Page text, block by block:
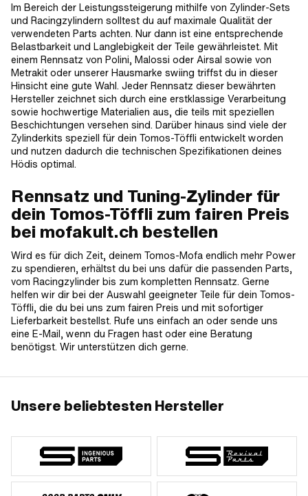
Im Bereich der Leistungssteigerung mithilfe von Zylinder-Sets
und Racingzylindern solltest du auf maximale Qualität der
verwendeten Parts achten. Nur dann ist eine entsprechende
Belastbarkeit und Langlebigkeit der Teile gewährleistet. Mit
einem Rennsatz von Polini, Malossi oder Airsal sowie von
Metrakit oder unserer Hausmarke swiing triffst du in dieser
Hinsicht eine gute Wahl. Jeder Rennsatz dieser bewährten
Hersteller zeichnet sich durch eine erstklassige Verarbeitung
sowie hochwertige Materialien aus, die teils mit speziellen
Beschichtungen versehen sind. Darüber hinaus sind viele der
Zylinderkits speziell für dein Tomos-Töffli entwickelt worden
und nutzen dadurch die technischen Spezifikationen deines
Hödis optimal.
Rennsatz und Tuning-Zylinder für
dein Tomos-Töffli zum fairen Preis
bei mofakult.ch bestellen
Wird es für dich Zeit, deinem Tomos-Mofa endlich mehr Power
zu spendieren, erhältst du bei uns dafür die passenden Parts,
vom Racingzylinder bis zum kompletten Rennsatz. Gerne
helfen wir dir bei der Auswahl geeigneter Teile für dein Tomos-
Töffli, die du bei uns zum fairen Preis und mit sofortiger
Lieferbarkeit bestellst. Rufe uns einfach an oder sende uns
eine E-Mail, wenn du Fragen hast oder eine Beratung
benötigst. Wir unterstützen dich gerne.
Unsere beliebtesten Hersteller